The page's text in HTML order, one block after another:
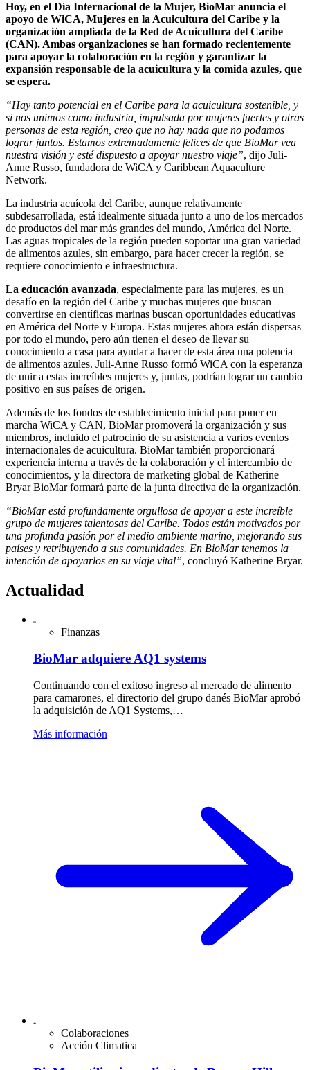
Hoy, en el Día Internacional de la Mujer, BioMar anuncia el
apoyo de WiCA, Mujeres en la Acuicultura del Caribe y la
organización ampliada de la Red de Acuicultura del Caribe
(CAN). Ambas organizaciones se han formado recientemente
para apoyar la colaboración en la región y garantizar la
expansión responsable de la acuicultura y la comida azules, que
se espera.
“Hay tanto potencial en el Caribe para la acuicultura sostenible, y
si nos unimos como industria, impulsada por mujeres fuertes y otras
personas de esta región, creo que no hay nada que no podamos
lograr juntos. Estamos extremadamente felices de que BioMar vea
nuestra visión y esté dispuesto a apoyar nuestro viaje”, dijo Juli-
Anne Russo, fundadora de WiCA y Caribbean Aquaculture
Network.
La industria acuícola del Caribe, aunque relativamente
subdesarrollada, está idealmente situada junto a uno de los mercados
de productos del mar más grandes del mundo, América del Norte.
Las aguas tropicales de la región pueden soportar una gran variedad
de alimentos azules, sin embargo, para hacer crecer la región, se
requiere conocimiento e infraestructura.
La educación avanzada, especialmente para las mujeres, es un
desafío en la región del Caribe y muchas mujeres que buscan
convertirse en científicas marinas buscan oportunidades educativas
en América del Norte y Europa. Estas mujeres ahora están dispersas
por todo el mundo, pero aún tienen el deseo de llevar su
conocimiento a casa para ayudar a hacer de esta área una potencia
de alimentos azules. Juli-Anne Russo formó WiCA con la esperanza
de unir a estas increíbles mujeres y, juntas, podrían lograr un cambio
positivo en sus países de origen.
Además de los fondos de establecimiento inicial para poner en
marcha WiCA y CAN, BioMar promoverá la organización y sus
miembros, incluido el patrocinio de su asistencia a varios eventos
internacionales de acuicultura. BioMar también proporcionará
experiencia interna a través de la colaboración y el intercambio de
conocimientos, y la directora de marketing global de Katherine
Bryar BioMar formará parte de la junta directiva de la organización.
“BioMar está profundamente orgullosa de apoyar a este increíble
grupo de mujeres talentosas del Caribe. Todos están motivados por
una profunda pasión por el medio ambiente marino, mejorando sus
países y retribuyendo a sus comunidades. En BioMar tenemos la
intención de apoyarlos en su viaje vital”, concluyó Katherine Bryar.
Actualidad
Finanzas
BioMar adquiere AQ1 systems
Continuando con el exitoso ingreso al mercado de alimento
para camarones, el directorio del grupo danés BioMar aprobó
la adquisición de AQ1 Systems,…
Más información
Colaboraciones
Acción Climatica